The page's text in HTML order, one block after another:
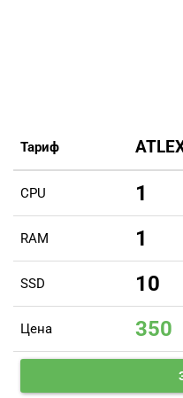
Тариф
CPU 1
RAM 1
SSD 10
Цена 350